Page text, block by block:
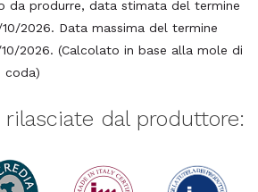
da produrre, data stimata del termine
2026. Data massima del termine
2026. (Calcolato in base alla mole di
coda)
dal produttore: